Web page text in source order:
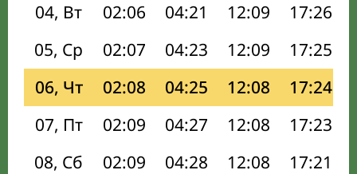
04, Вт
02:06 04:21 12:09 17:26
05, Ср
02:07 04:23 12:09 17:25
06, Чт
02:08 04:25 12:08 17:24
07, Пт
02:09 04:27 12:08 17:23
08, Сб
02:09 04:28 12:08 17:21